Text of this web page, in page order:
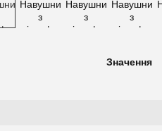
Значення